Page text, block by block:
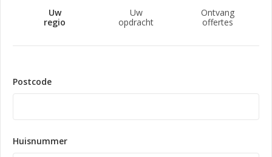
Uw
regio
Uw
opdracht
Ontvang
offertes
Postcode
Huisnummer